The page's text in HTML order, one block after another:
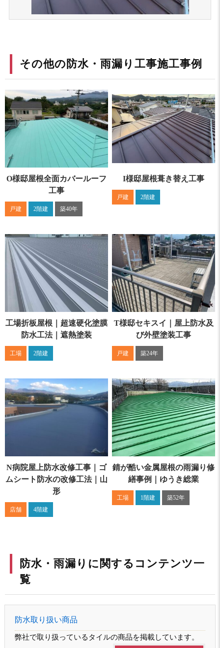
その他の防水・雨漏り工事施工事例
O様邸屋根全面カバールーフ
工事
戸建 2階建 築40年
I様邸屋根葺き替え工事
戸建 2階建
工場折板屋根｜超速硬化塗膜
防水工法｜遮熱塗装
工場 2階建
T様邸セキスイ｜屋上防水及
び外壁塗装工事
戸建 築24年
N病院屋上防水改修工事｜ゴ
ムシート防水の改修工法｜山
形
店舗 4階建
錆が酷い金属屋根の雨漏り修
繕事例｜ゆうき総業
工場 1階建 築52年
防水・雨漏りに関するコンテンツ一
覧
防水取り扱い商品
弊社で取り扱っているタイルの商品を掲載しています。